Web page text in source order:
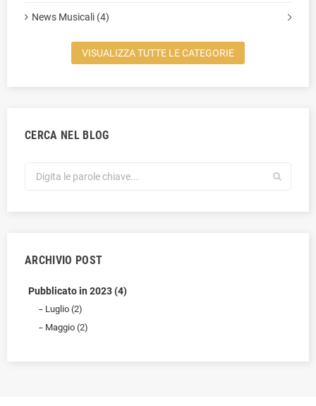
News Musicali (4)
VISUALIZZA TUTTE LE CATEGORIE
CERCA NEL BLOG
ARCHIVIO POST
Pubblicato in 2023 (4)
Luglio (2)
Maggio (2)